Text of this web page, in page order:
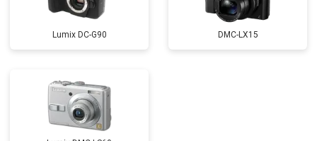
Lumix DC-G90 DMC-LX15